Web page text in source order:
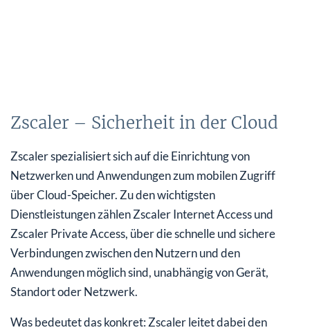
Zscaler – Sicherheit in der Cloud
Zscaler spezialisiert sich auf die Einrichtung von
Netzwerken und Anwendungen zum mobilen Zugriff
über Cloud-Speicher. Zu den wichtigsten
Dienstleistungen zählen Zscaler Internet Access und
Zscaler Private Access, über die schnelle und sichere
Verbindungen zwischen den Nutzern und den
Anwendungen möglich sind, unabhängig von Gerät,
Standort oder Netzwerk.
Was bedeutet das konkret: Zscaler leitet dabei den